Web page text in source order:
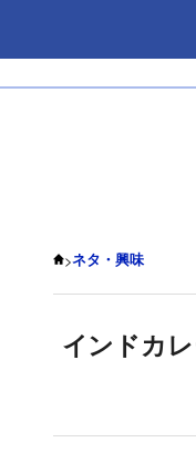
>ネタ・興味
インドカ